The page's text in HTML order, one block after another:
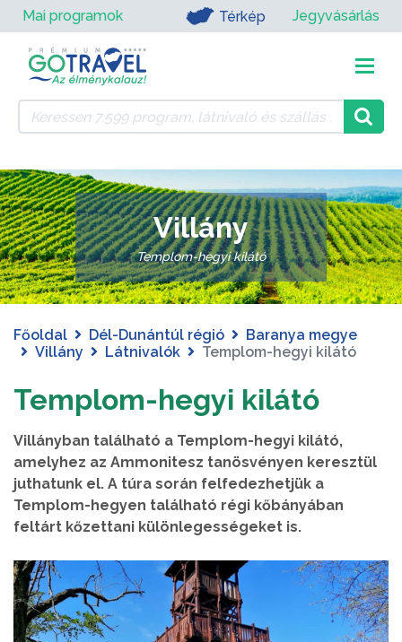
Mai programok Térkép Jegyvásárlás
Villány
Templom-hegyi kilátó
Főoldal Dél-Dunántúl régió
Baranya megye
Villány
Látnivalók Templom-hegyi kilátó
Templom-hegyi kilátó
Villányban található a Templom-hegyi kilátó,
amelyhez az Ammonitesz tanösvényen keresztül
juthatunk el. A túra során felfedezhetjük a
Templom-hegyen található régi kőbányában
feltárt kőzettani különlegességeket is.